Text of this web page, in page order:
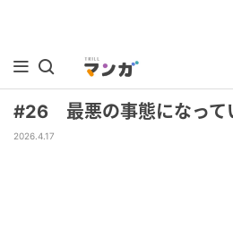
#26 最悪の事態になって
2026.4.17